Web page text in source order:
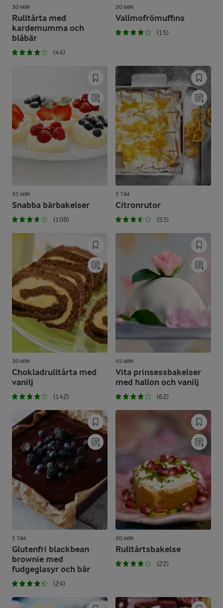
30 MIN
Rulltårta med
kardemumma och
blåbär
(44)
20 MIN
Vallmofrömuffins
(15)
35 MIN
Snabba bärbakelser
(108)
1 TIM
Citronrutor
(53)
30 MIN
Chokladrulltårta med
vanilj
(142)
45 MIN
Vita prinsessbakelser
med hallon och vanilj
(62)
1 TIM
Glutenfri blackbean
brownie med
fudgeglasyr och bär
(24)
20 MIN
Rulltårtsbakelse
(22)